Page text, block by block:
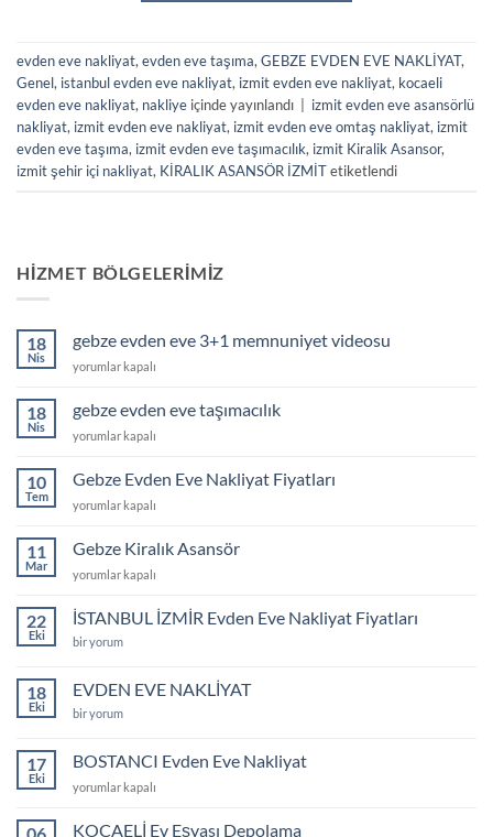
evden eve nakliyat, evden eve taşıma, GEBZE EVDEN EVE NAKLİYAT,
Genel, istanbul evden eve nakliyat, izmit evden eve nakliyat, kocaeli
evden eve nakliyat, nakliye içinde yayınlandı
izmit evden eve asansörlü
nakliyat, izmit evden eve nakliyat, izmit evden eve omtaş nakliyat, izmit
evden eve taşıma, izmit evden eve taşımacılık, izmit Kiralik Asansor,
izmit şehir içi nakliyat, KİRALIK ASANSÖR İZMİTetiketlendi
HIZMET BÖLGELERIMIZ
18
Nis
gebze evden eve 3+1 memnuniyet videosu
gebze
3+1
memnuniyet
için
yorumlar kapalı
18
Nis
gebze evden eve taşımacılık
gebze
eve
için
yorumlar kapalı
10
Tem
Gebze Evden Eve Nakliyat Fiyatları
Gebze
Eve
Fiyatları
yorumlar kapalı
11
Mar
Gebze Kiralık Asansör
Gebze
Asansör
yorumlar kapalı
22
Eki
İSTANBUL İZMİR Evden Eve Nakliyat Fiyatları
İSTANBUL
Eve
Nakliyat
Fiyatları
bir yorum
18
Eki
EVDEN EVE NAKLİYAT
EVDEN
için
bir yorum
17
Eki
BOSTANCI Evden Eve Nakliyat
BOSTANCI
Eve
yorumlar kapalı
KOCAELİ Ev Eşyası Depolama